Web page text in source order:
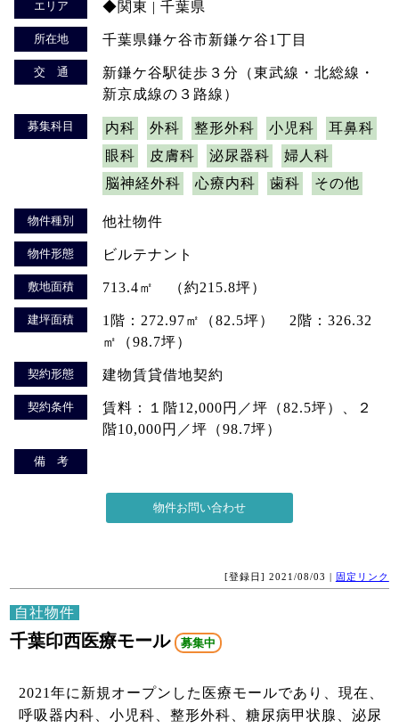
エリア ◆関東 | 千葉県
所在地 千葉県鎌ケ谷市新鎌ケ谷1丁目
交 通
新鎌ケ谷駅徒歩３分（東武線・北総線・
新京成線の３路線）
募集科目 内科 外科 整形外科 小児科
耳鼻科
眼科
皮膚科 泌尿器科
婦人科
脳神経外科
心療内科 歯科 その他
物件種別 他社物件
物件形態 ビルテナント
敷地面積 713.4㎡ （約215.8坪）
建坪面積
1階：272.97㎡（82.5坪） 2階：326.32
㎡（98.7坪）
契約形態 建物賃貸借地契約
契約条件
賃料：１階12,000円／坪（82.5坪）、２
階10,000円／坪（98.7坪）
備 考
[登録日] 2021/08/03 | 固定リンク
自社物件
千葉印西医療モール 募集中
2021年に新規オープンした医療モールであり、現在、
呼吸器内科、小児科、整形外科、糖尿病甲状腺、泌尿